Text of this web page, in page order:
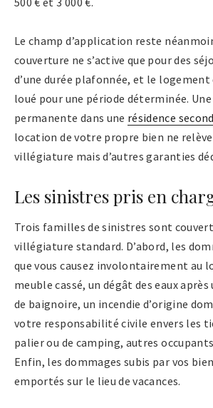
Le champ d’application reste
couverture ne s’active que pour des
d’une durée plafonnée, et le
loué pour une période déterminée.
permanente dans une résidence
location de votre propre bien ne
villégiature mais d’autres garanties
Les sinistres pris en
Trois familles de sinistres sont
villégiature standard. D’abord, les
que vous causez involontairement au
meuble cassé, un dégât des eaux
de baignoire, un incendie d’origine
votre responsabilité civile envers les
palier ou de camping, autres
Enfin, les dommages subis par vos
emportés sur le lieu de vacances.